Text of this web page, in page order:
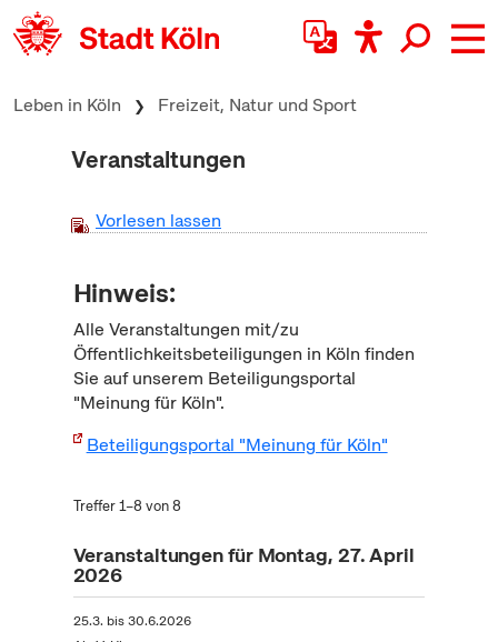
zum Inhalt springen
Leben in Köln Freizeit, Natur und Sport
Veranstaltungen
Vorlesen lassen
Hinweis:
Alle Veranstaltungen mit/zu
Öffentlichkeitsbeteiligungen in Köln finden
Sie auf unserem Beteiligungsportal
"Meinung für Köln".
Beteiligungsportal "Meinung für Köln"
Treffer 1–8 von 8
Veranstaltungen für Montag, 27. April
2026
25.3. bis30.6.2026